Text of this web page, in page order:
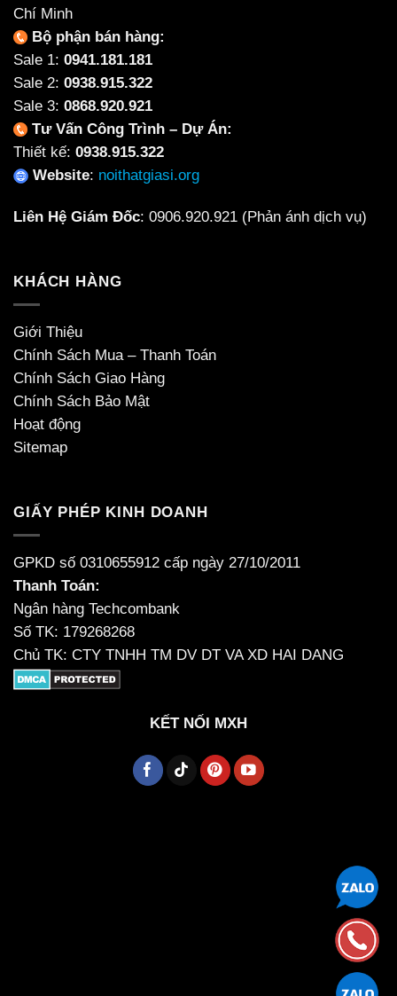
Chí Minh
Bộ phận bán hàng:
Sale 1: 0941.181.181
Sale 2: 0938.915.322
Sale 3: 0868.920.921
Tư Vấn Công Trình – Dự Án:
Thiết kế: 0938.915.322
Website: noithatgiasi.org
Liên Hệ Giám Đốc: 0906.920.921 (Phản ánh dịch vụ)
KHÁCH HÀNG
Giới Thiệu
Chính Sách Mua – Thanh Toán
Chính Sách Giao Hàng
Chính Sách Bảo Mật
Hoạt động
Sitemap
GIẤY PHÉP KINH DOANH
GPKD số 0310655912 cấp ngày 27/10/2011
Thanh Toán:
Ngân hàng Techcombank
Số TK: 179268268
Chủ TK: CTY TNHH TM DV DT VA XD HAI DANG
KẾT NỐI MXH